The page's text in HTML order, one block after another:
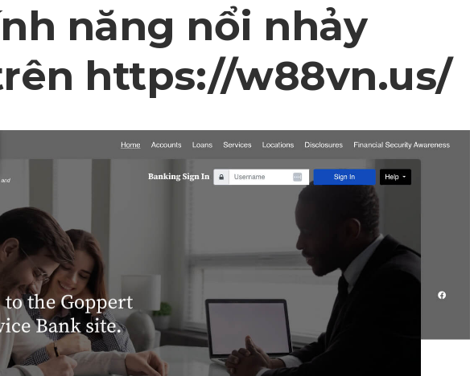
năng nổi nhảy
https://w88vn.us/